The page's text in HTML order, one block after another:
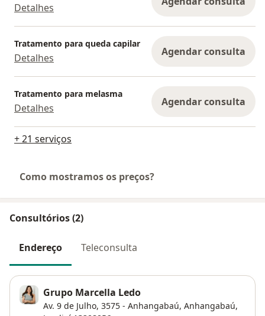
Detalhes
Tratamento para queda capilar
Detalhes Agendar consulta
Tratamento para melasma
Detalhes Agendar consulta
+ 21 serviços
Como mostramos os preços?
Consultórios (2)
Endereço Teleconsulta
Grupo Marcella Ledo
Av. 9 de Julho, 3575 - Anhangabaú, Anhangabaú,